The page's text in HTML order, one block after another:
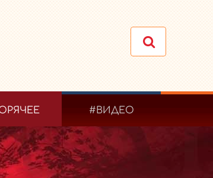
#ВИДЕО